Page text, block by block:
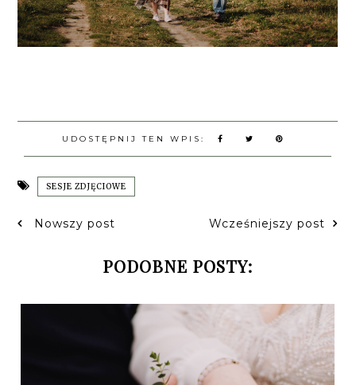
UDOSTĘPNIJ TEN WPIS:
SESJE ZDJĘCIOWE
Nowszy post Wcześniejszy post
PODOBNE POSTY: